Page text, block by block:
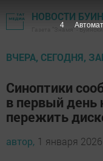
НОВОСТИ
Газета "Знамя" -
ВЧЕРА, СЕГОДНЯ,
Синоптики
в первый день
пережить
автор, 1 января
2